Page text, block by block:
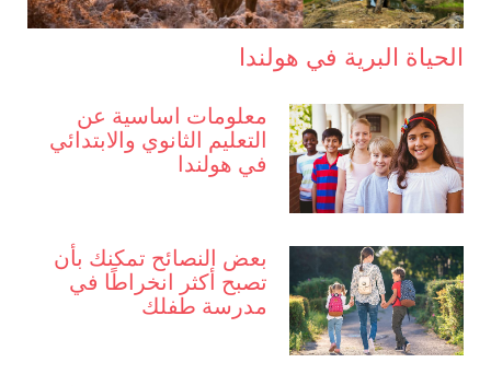
الحياة البرية في هولندا
معلومات اساسية عن
التعليم الثانوي والابتدائي
في هولندا
بعض النصائح تمكنك بأن
تصبح أكثر انخراطًا في
مدرسة طفلك